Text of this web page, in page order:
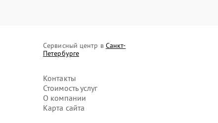
Сервисный центр в Санкт-
Петербурге
Контакты
Стоимость услуг
О компании
Карта сайта